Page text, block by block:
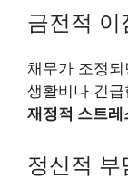
금전적 이
채무가 조정
생활비나 긴급
재정적 스트레
정신적 부